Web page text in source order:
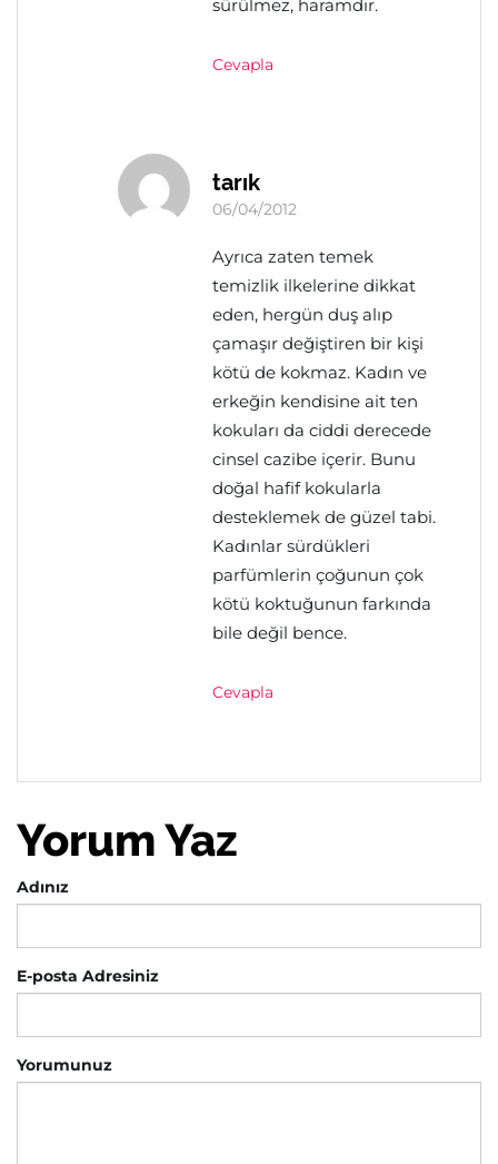
sürülmez, haramdır.
Cevapla
tarık
06/04/2012
Ayrıca zaten temek
temizlik ilkelerine dikkat
eden, hergün duş alıp
çamaşır değiştiren bir kişi
kötü de kokmaz. Kadın ve
erkeğin kendisine ait ten
kokuları da ciddi derecede
cinsel cazibe içerir. Bunu
doğal hafif kokularla
desteklemek de güzel tabi.
Kadınlar sürdükleri
parfümlerin çoğunun çok
kötü koktuğunun farkında
bile değil bence.
Cevapla
Yorum Yaz
Adınız
E-posta Adresiniz
Yorumunuz